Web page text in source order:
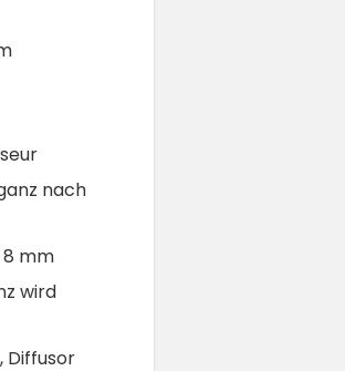
nach
8 mm
wird
Diffusor